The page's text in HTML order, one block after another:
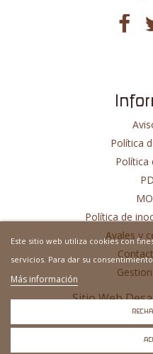
Política
Política
Política de
Avales y
Sitio Web
Este sitio web utiliza cookies con
servicios. Para dar su
Más información